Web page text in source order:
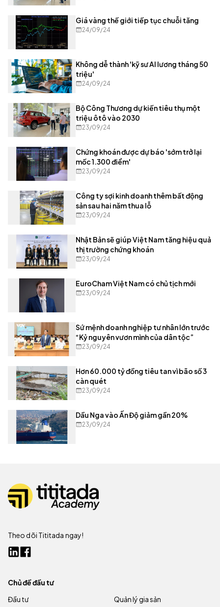
Giá vàng thế giới tiếp tục chuỗi tăng
24/09/24
Không dễ thành 'kỹ sư AI lương tháng 50
triệu'
24/09/24
Bộ Công Thương dự kiến tiêu thụ một
triệu ôtô vào 2030
23/09/24
Chứng khoán được dự báo 'sớm trở lại
mốc 1.300 điểm'
23/09/24
Công ty sợi kinh doanh thêm bất động
sản sau hai năm thua lỗ
23/09/24
Nhật Bản sẽ giúp Việt Nam tăng hiệu quả
thị trường chứng khoán
23/09/24
EuroCham Việt Nam có chủ tịch mới
23/09/24
Sứ mệnh doanh nghiệp tư nhân lớn trước
“Kỷ nguyên vươn mình của dân tộc”
23/09/24
Hơn 60.000 tỷ đồng tiêu tan vì bão số 3
càn quét
23/09/24
Dầu Nga vào Ấn Độ giảm gần 20%
23/09/24
Theo dõi Tititada ngay!
Chủ đề đầu tư
Đầu tư
Quản lý gia sản